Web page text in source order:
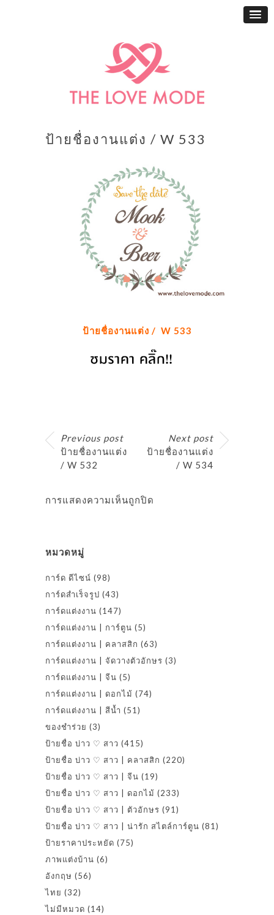
ป้ายชื่องานแต่ง / W 533
ป้ายชื่องานแต่ง / W 533
Previous post
ป้ายชื่องานแต่ง
/ W 532
Next post
ป้ายชื่องานแต่ง
/ W 534
การแสดงความเห็นถูกปิด
หมวดหมู่
การ์ด ดีไซน์ (98)
การ์ดสำเร็จรูป (43)
การ์ดแต่งงาน (147)
การ์ดแต่งงาน | การ์ตูน (5)
การ์ดแต่งงาน | คลาสสิก (63)
การ์ดแต่งงาน | จัดวางตัวอักษร (3)
การ์ดแต่งงาน | จีน (5)
การ์ดแต่งงาน | ดอกไม้ (74)
การ์ดแต่งงาน | สีน้ำ (51)
ของชำร่วย (3)
ป้ายชื่อ บ่าว ♡ สาว (415)
ป้ายชื่อ บ่าว ♡ สาว | คลาสสิก (220)
ป้ายชื่อ บ่าว ♡ สาว | จีน (19)
ป้ายชื่อ บ่าว ♡ สาว | ดอกไม้ (233)
ป้ายชื่อ บ่าว ♡ สาว | ตัวอักษร (91)
ป้ายชื่อ บ่าว ♡ สาว | น่ารัก สไตล์การ์ตูน (81)
ป้ายราคาประหยัด (75)
ภาพแต่งบ้าน (6)
อังกฤษ (56)
ไทย (32)
ไม่มีหมวด (14)